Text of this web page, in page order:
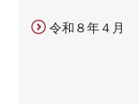
令和８年４月